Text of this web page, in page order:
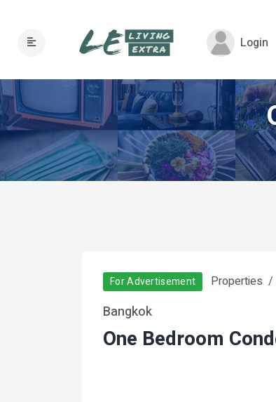
Login
For Advertisement Properties
Bangkok
One Bedroom